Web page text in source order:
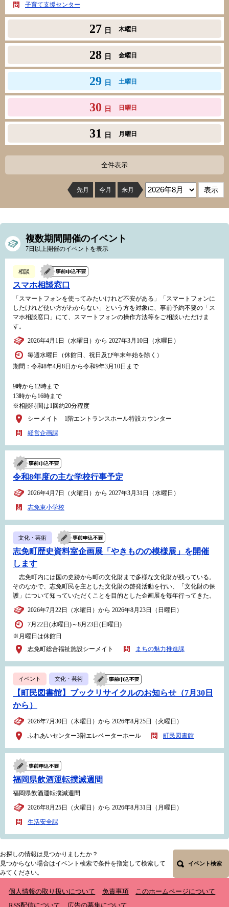
子育て支援センター
27 日 木曜日
28 日 金曜日
29 日 土曜日
30 日 日曜日
31 日 月曜日
全件表示
先月 今月 来月
複数期間開催のイベント
7日以上開催のイベントを表示
相談
スマホ相談窓口
「スマートフォンを使ってみたいけれど不安がある」「スマートフォンに
したけれど使い方がわからない」という方を対象に、事前予約不要の「ス
マホ相談窓口」にて、スマートフォンの操作方法等をご相談いただけま
す。
2026年4月1日（水曜日）から 2027年3月10日（水曜日）
毎週水曜日（休館日、祝日及び年末年始を除く）
期間：令和8年4月8日から令和9年3月10日まで
9時から12時まで
13時から16時まで
※相談時間は1回約20分程度
シーメイト 1階エントランスホール特設カウンター
経営企画課
令和8年度の主な学校行事予定
2026年4月7日（火曜日）から 2027年3月31日（水曜日）
志免東小学校
文化・芸術
志免町歴史資料室企画展「やきものの模様展」を開催
します
志免町内には国の史跡から町の文化財まで多様な文化財が残っている。
そのなかで、志免町民を主とした文化財の啓発活動を行い、「文化財の保
護」について知っていただくことを目的とした企画展を毎年行ってきた。
2026年7月22日（水曜日）から 2026年8月23日（日曜日）
7月22日(水曜日)～8月23日(日曜日)
※月曜日は休館日
志免町総合福祉施設シーメイト
まちの魅力推進課
イベント 文化・芸術
【町民図書館】ブックリサイクルのお知らせ（7月30日
から）
2026年7月30日（木曜日）から 2026年8月25日（火曜日）
ふれあいセンター3階エレベーターホール
町民図書館
福岡県飲酒運転撲滅週間
福岡県飲酒運転撲滅週間
2026年8月25日（火曜日）から 2026年8月31日（月曜日）
生活安全課
お探しの情報は見つかりましたか？
見つからない場合はイベント検索で条件を指定して検索して
みてください。
イベント検索
個人情報の取り扱いについて 免責事項
このホームページについて